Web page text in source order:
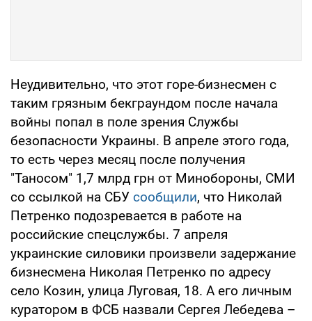
Неудивительно, что этот горе-бизнесмен с
таким грязным бекграундом после начала
войны попал в поле зрения Службы
безопасности Украины. В апреле этого года,
то есть через месяц после получения
"Таносом" 1,7 млрд грн от Минобороны, СМИ
со ссылкой на СБУ сообщили, что Николай
Петренко подозревается в работе на
российские спецслужбы. 7 апреля
украинские силовики произвели задержание
бизнесмена Николая Петренко по адресу
село Козин, улица Луговая, 18. А его личным
куратором в ФСБ назвали Сергея Лебедева –